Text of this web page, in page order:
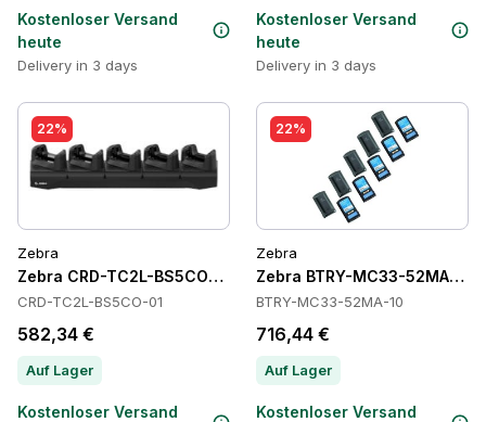
Kostenloser Versand
heute
Delivery in 3 days
Kostenloser Versand
heute
Delivery in 3 days
22%
Zebra
Zebra CRD-TC2L-BS5CO-01 Cradles
CRD-TC2L-BS5CO-01
582,34 €
Auf Lager
Kostenloser Versand
22%
Zebra
Zebra BTRY-MC33-52MA-10
BTRY-MC33-52MA-10
716,44 €
Auf Lager
Kostenloser Versand